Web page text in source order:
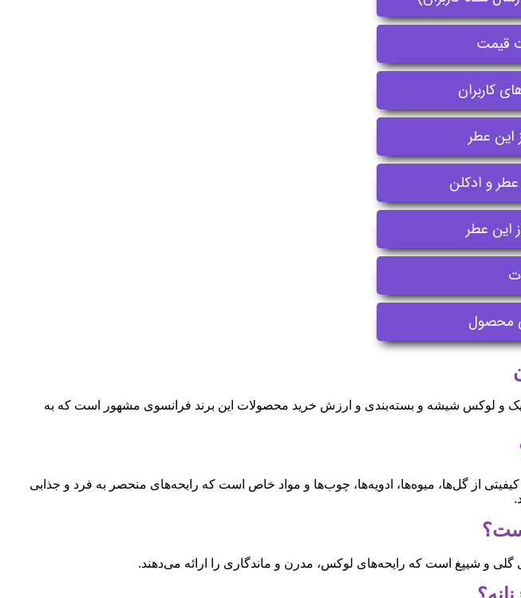
قیمت
کاربران
این عطر
و ادکلن
این عطر
محصول
و لوکس شیشه و بسته‌بندی و ارزش خرید محصولات این برند فرانسوی مشهور است که به
از گل‌ها، میوه‌ها، ادویه‌ها، چوب‌ها و مواد خاص است که رایحه‌های منحصر به فرد و جذابی
و شیپغ است که رایحه‌های لوکس، مدرن و ماندگاری را ارائه می‌دهند.